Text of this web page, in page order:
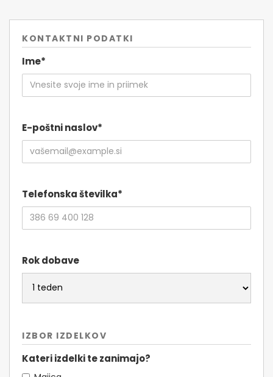
KONTAKTNI PODATKI
Ime*
E-poštni naslov*
Telefonska številka*
Rok dobave
IZBOR IZDELKOV
Kateri izdelki te zanimajo?